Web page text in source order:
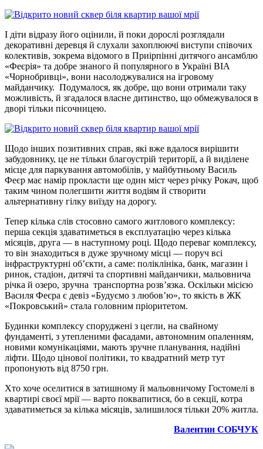
І діти відразу його оцінили, й поки дорослі розглядали
декоративні деревця й слухали захоплюючі виступи співочих
колективів, зокрема відомого в Приірпінні дитячого ансамблю
«Феєрія» та добре знаного й популярного в Україні ВІА
«Чорнобривці», вони насолоджувалися на ігровому
майданчику. Подумалося, як добре, що вони отримали таку
можливість, й згадалося власне дитинство, що обмежувалося в
дворі тільки пісочницею.
Щодо інших позитивних справ, які вже вдалося вирішити
забудовнику, це не тільки благоустрій території, а й виділене
місце для паркування автомобілів, у майбутньому Василь
Феєр має намір прокласти ще один міст через річку Рокач, щоб
таким чином полегшити життя водіям й створити
альтернативну гілку виїзду на дорогу.
Тепер кілька слів стосовно самого житлового комплексу:
перша секція здаватиметься в експлуатацію через кілька
місяців, друга — в наступному році. Щодо переваг комплексу,
то він знаходиться в дуже зручному місці — поруч всі
інфраструктурні об’єкти, а саме: поліклініка, банк, магазин і
ринок, стадіон, дитячі та спортивні майданчики, мальовнича
річка й озеро, зручна транспортна розв’язка. Оскільки місією
Василя Феєра є девіз «Будуємо з любов’ю», то якість в ЖК
«Покровський» стала головним пріоритетом.
Будинки комплексу споруджені з цегли, на свайному
фундаменті, з утепленими фасадами, автономним опаленням,
новими комунікаціями, мають зручне планування, надійні
ліфти. Щодо цінової політики, то квадратний метр тут
пропонують від 8750 грн.
Хто хоче оселитися в затишному й мальовничому Гостомелі в
квартирі своєї мрії — варто поквапитися, бо в секції, котра
здаватиметься за кілька місяців, залишилося тільки 20% житла.
Валентин СОБЧУК